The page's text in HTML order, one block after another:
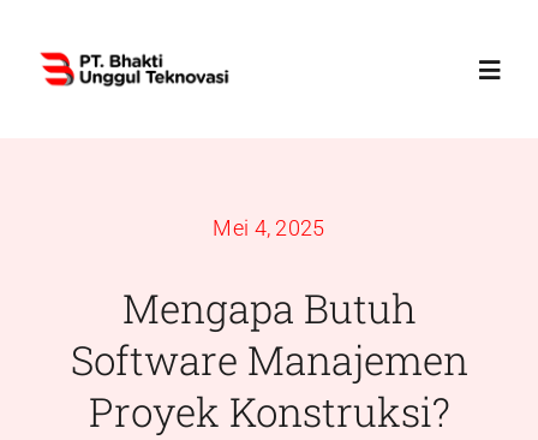
content
Products
Mei 4, 2025
Mengapa Butuh
Software Manajemen
Proyek Konstruksi?